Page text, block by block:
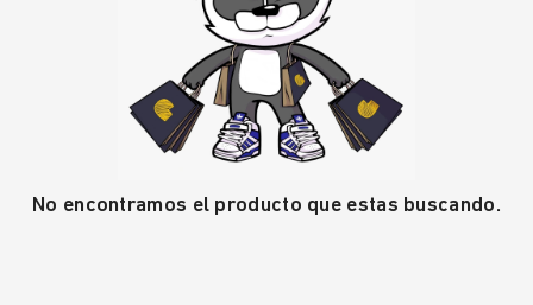
No encontramos el producto que estas buscando.